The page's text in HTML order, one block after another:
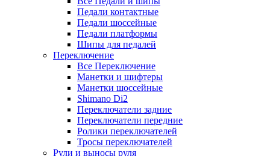
Педали контактные
Педали шоссейные
Педали платформы
Шипы для педалей
Переключение
Все Переключение
Манетки и шифтеры
Манетки шоссейные
Shimano Di2
Переключатели задние
Переключатели передние
Ролики переключателей
Тросы переключателей
Рули и выносы руля